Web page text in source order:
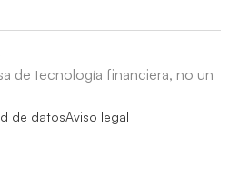
de tecnología financiera, no un
de datosAviso legal